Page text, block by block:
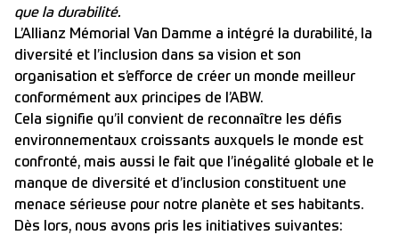
que la durabilité.
L’Allianz Mémorial Van Damme a intégré la durabilité, la
diversité et l’inclusion dans sa vision et son
organisation et s’efforce de créer un monde meilleur
conformément aux principes de l’ABW.
Cela signifie qu’il convient de reconnaître les défis
environnementaux croissants auxquels le monde est
confronté, mais aussi le fait que l’inégalité globale et le
manque de diversité et d’inclusion constituent une
menace sérieuse pour notre planète et ses habitants.
Dès lors, nous avons pris les initiatives suivantes: